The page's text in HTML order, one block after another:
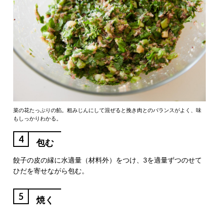
菜の花たっぷりの餡。粗みじんにして混ぜると挽き肉とのバランスがよく、味
もしっかりわかる。
4 包む
餃子の皮の縁に水適量（材料外）をつけ、3を適量ずつのせて
ひだを寄せながら包む。
5 焼く